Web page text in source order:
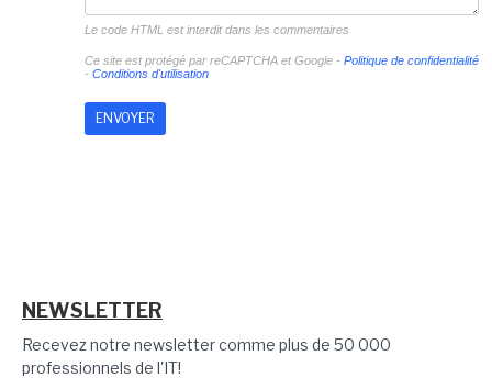
Le code HTML est interdit dans les commentaires
Ce site est protégé par reCAPTCHA et Google - Politique de confidentialité
- Conditions d'utilisation
NEWSLETTER
Recevez notre newsletter comme plus de 50 000
professionnels de l'IT!